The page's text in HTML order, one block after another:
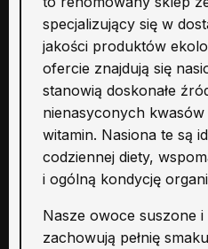
specjalizujący się w
jakości produktów
ofercie znajdują się
stanowią doskonałe
nienasyconych
witamin. Nasiona te są
codziennej diety,
i ogólną kondycję
Nasze owoce suszone
zachowują pełnię